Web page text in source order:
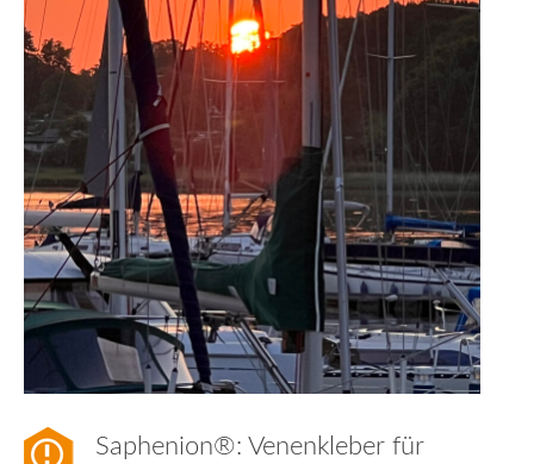
Saphenion®: Venenkleber für